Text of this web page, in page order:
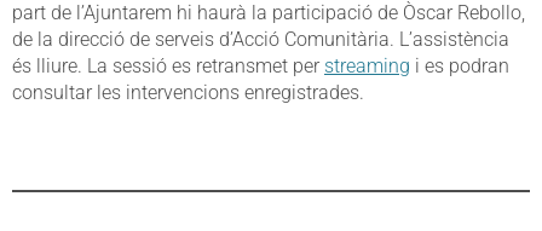
part de l’Ajuntarem hi haurà la participació de Òscar Rebollo,
de la direcció de serveis d’Acció Comunitària. L’assistència
és lliure. La sessió es retransmet per streaming i es podran
consultar les intervencions enregistrades.